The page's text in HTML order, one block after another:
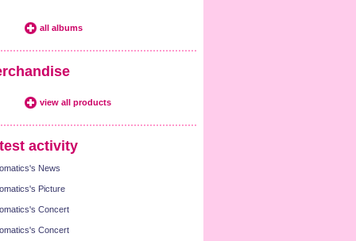
all albums
view all products
activity
News
Picture
Concert
Concert